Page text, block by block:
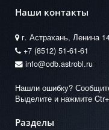
Наши контакты
г. Астрахань, Ленина
+7 (8512) 51-61-61
info@odb.astrobl.ru
Нашли ошибку?
Выделите и нажмите
Разделы